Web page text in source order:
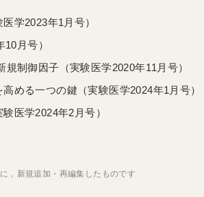
学2023年1月号）
月号）
制御因子（実験医学2020年11月号）
める一つの鍵（実験医学2024年1月号）
医学2024年2月号）
，新規追加・再編集したものです